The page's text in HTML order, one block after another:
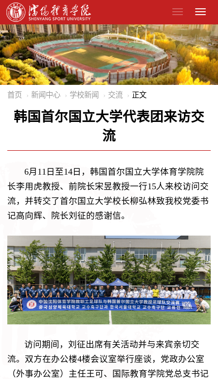
首页 新闻中心 学校新闻 交流 正文
韩国首尔国立大学代表团来访交
流
6月11日至14日，韩国首尔国立大学体育学院院
长李用虎教授、前院长宋昱教授一行15人来校访问交
流，并转交了首尔国立大学校长柳弘林致我校党委书
记高向辉、院长刘征的感谢信。
访问期间，刘征出席有关活动并与来宾亲切交
流。双方在办公楼4楼会议室举行座谈，党政办公室
（外事办公室）主任王可、国际教育学院党总支书记